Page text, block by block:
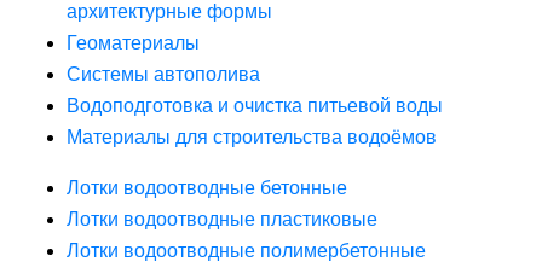
архитектурные формы
Геоматериалы
Системы автополива
Водоподготовка и очистка питьевой воды
Материалы для строительства водоёмов
Лотки водоотводные бетонные
Лотки водоотводные пластиковые
Лотки водоотводные полимербетонные